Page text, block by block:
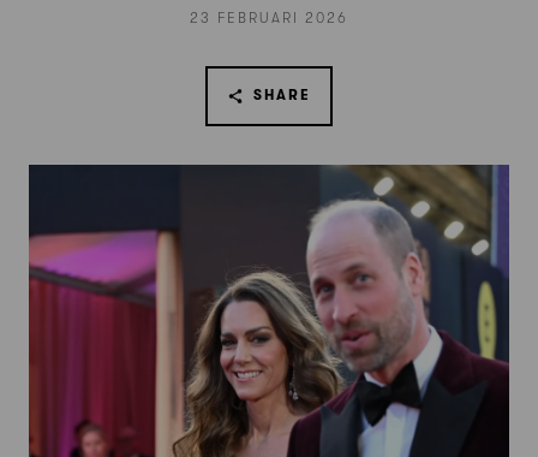
23 FEBRUARI 2026
SHARE